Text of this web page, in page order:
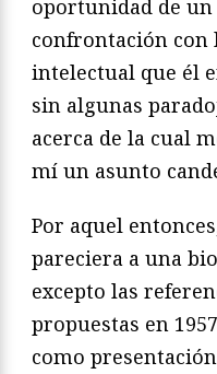
oportunidad de
confrontación con
intelectual que él
sin algunas
acerca de la cual
mí un asunto
Por aquel
pareciera a una bio
excepto las
propuestas en
como